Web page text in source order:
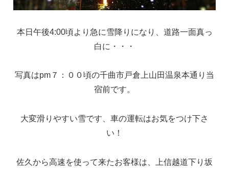
本日午後4:00頃より急に雪降りになり、道路一面真っ
白に・・・
写真はpm７：００頃の千曲市戸倉上山田温泉本通り当
宿前です。
大変滑りやすい雪です、車の運転はお気をつけ下さ
い！
佐久から高速を使って来たお客様は、上信越道下り坂